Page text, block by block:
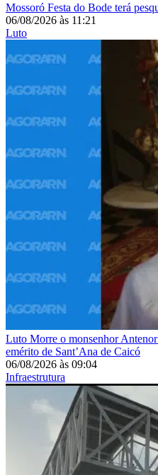
Mossoró Festa do Bode terá
06/08/2026 às 11:21
Luto
Luto Morre o monsenhor
emérito de Sant’Ana de Caicó
06/08/2026 às 09:04
Infraestrutura